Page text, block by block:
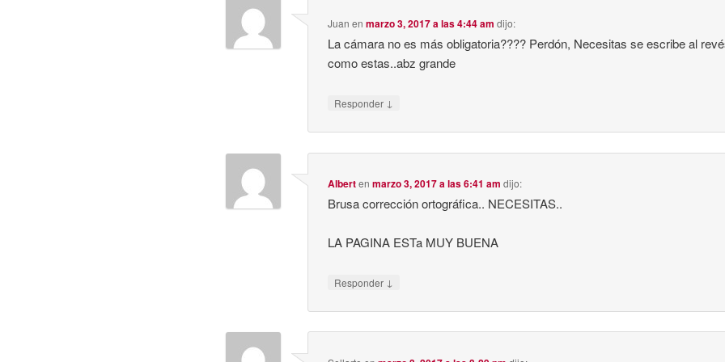
Juan enmarzo 3, 2017 a las 4:44 am dijo:
La cámara no es más obligatoria???? Perdón, Necesitas se escribe al
como estas..abz grande
Responder ↓
Albertenmarzo 3, 2017 a las 6:41 am dijo:
Brusa corrección ortográfica.. NECESITAS..
LA PAGINA ESTa MUY BUENA
Responder ↓